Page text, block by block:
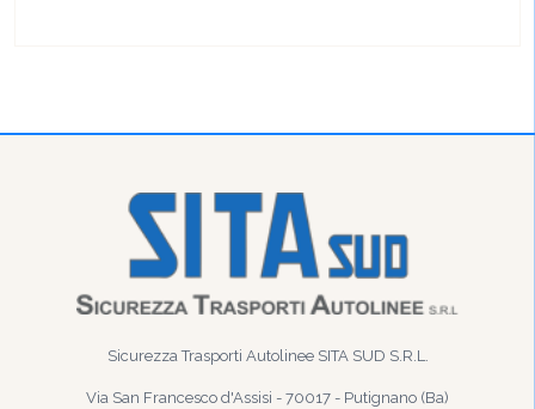
Sicurezza Trasporti Autolinee SITA SUD S.R.L.
Via San Francesco d'Assisi - 70017 - Putignano (Ba)